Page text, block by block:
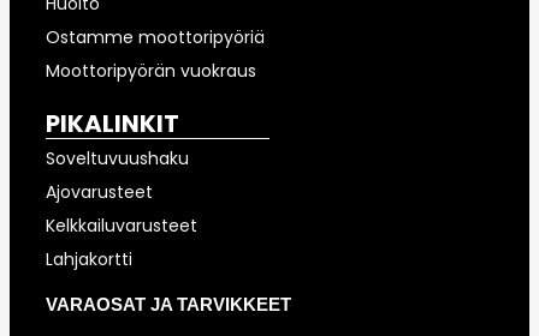
Ostamme moottoripyöriä
Moottoripyörän vuokraus
PIKALINKIT
Soveltuvuushaku
Ajovarusteet
Kelkkailuvarusteet
Lahjakortti
VARAOSAT JA TARVIKKEET